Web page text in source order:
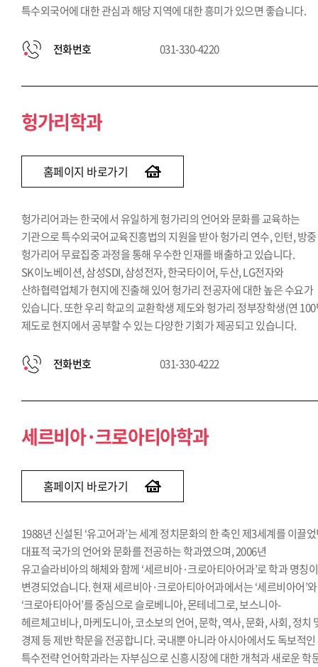
특수외국어에 대한 관심과 해당 지역에 대한 흥미가 있으면 좋습니다.
전화번호 031-330-4220
헝가리학과
홈페이지 바로가기
헝가리어과는 한국에서 유일하게 헝가리의 언어와 문화를 교육하는
기관으로 특수외국어교육진흥법의 지원을 받아 헝가리 연수, 인턴, 방중
헝가리어 무료집중 과정을 통해 우수한 인재를 배출하고 있습니다.
SK이노베이션, 삼성SDI, 삼성전자, 한국타이어, 두산, LG전자와
산하협력업체가 현지에 진출해 있어 헝가리 전공자에 대한 높은 수요가
있습니다. 또한 우리 학교의 교환학생 제도와 헝가리 정부장학생(연
제도로 현지에서 공부할 수 있는 다양한 기회가 제공되고 있습니다.
전화번호 031-330-4222
세르비아·크로아티아학과
홈페이지 바로가기
1988년 신설된 ‘유고어과’는 세계 정치문화의 한 축인 제3세계를 이끌
대표적 국가의 언어와 문화를 전공하는 학과였으며, 2006년
유고슬라비아의 해체와 함께 ‘세르비아·크로아티아어과’로 학과 명칭이
변경되었습니다. 현재 세르비아·크로아티아어과에서는 ‘세르비아어’와
‘크로아티아어’를 중심으로 슬로베니아, 몬테네그로, 보스니아-
헤르체고비나, 마케도니아, 코소보의 언어, 문학, 역사, 문화, 사회, 정치
경제 등 제반 학문을 전공합니다. 국내뿐 아니라 아시아에서도 독보적인
특수전략 언어학과라는 자부심으로 신흥시장에 대한 개척과 새로운 학